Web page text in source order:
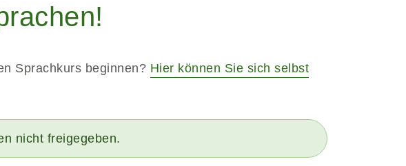
Sprachkurs beginnen? Hier können Sie sich selbst
nicht freigegeben.